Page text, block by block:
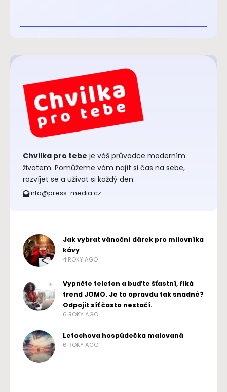
Chvilka pro tebe je váš průvodce moderním
životem. Pomůžeme vám najít si čas na sebe,
rozvíjet se a užívat si každý den.
info@press-media.cz
Jak vybrat vánoční dárek pro milovníka
kávy
4 ROKY AGO
Vypněte telefon a buďte šťastní, říká
trend JOMO. Je to opravdu tak snadné?
Odpojit síť často nestačí.
6 ROKY AGO
Letochova hospúdečka malovaná
6 ROKY AGO